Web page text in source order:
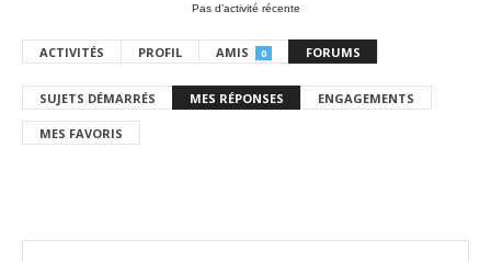
Pas d’activité récente
ACTIVITÉS PROFIL AMIS 0 FORUMS
SUJETS DÉMARRÉS MES RÉPONSES ENGAGEMENTS
MES FAVORIS